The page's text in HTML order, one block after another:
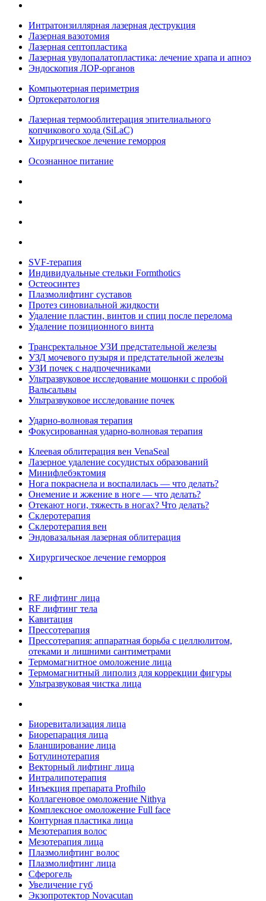
Интратонзиллярная лазерная деструкция
Лазерная вазотомия
Лазерная септопластика
Лазерная увулопалатопластика: лечение храпа и апноэ
Эндоскопия ЛОР-органов
Компьютерная периметрия
Ортокератология
Лазерная термооблитерация эпителиального
копчикового хода (SiLaC)
Хирургическое лечение геморроя
Осознанное питание
SVF-терапия
Индивидуальные стельки Formthotics
Остеосинтез
Плазмолифтинг суставов
Протез синовиальной жидкости
Удаление пластин, винтов и спиц после перелома
Удаление позиционного винта
Трансректальное УЗИ предстательной железы
УЗД мочевого пузыря и предстательной железы
УЗИ почек с надпочечниками
Ультразвуковое исследование мошонки с пробой
Вальсальвы
Ультразвуковое исследование почек
Ударно-волновая терапия
Фокусированная ударно-волновая терапия
Клеевая облитерация вен VenaSeal
Лазерное удаление сосудистых образований
Минифлебэктомия
Нога покраснела и воспалилась — что делать?
Онемение и жжение в ноге — что делать?
Отекают ноги, тяжесть в ногах? Что делать?
Склеротерапия
Склеротерапия вен
Эндовазальная лазерная облитерация
Хирургическое лечение геморроя
RF лифтинг лица
RF лифтинг тела
Кавитация
Прессотерапия
Прессотерапия: аппаратная борьба с целлюлитом,
отеками и лишними сантиметрами
Термомагнитное омоложение лица
Термомагнитный липолиз для коррекции фигуры
Ультразвуковая чистка лица
Биоревитализация лица
Биорепарация лица
Бланширование лица
Ботулинотерапия
Векторный лифтинг лица
Интралипотерапия
Инъекция препарата Profhilo
Коллагеновое омоложение Nithya
Комплексное омоложение Full face
Контурная пластика лица
Мезотерапия волос
Мезотерапия лица
Плазмолифтинг волос
Плазмолифтинг лица
Сферогель
Увеличение губ
Экзопротектор Novacutan